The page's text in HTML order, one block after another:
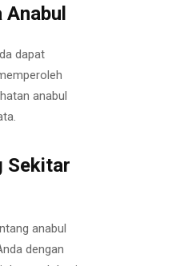
dapat
anabul
Sekitar
anabul
dengan